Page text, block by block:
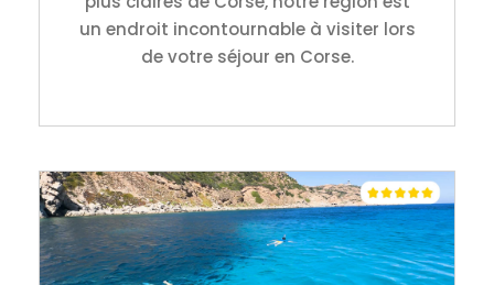
un endroit incontournable à visiter lors
de votre séjour en Corse.